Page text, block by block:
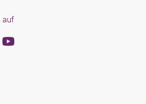
auf
Youtube